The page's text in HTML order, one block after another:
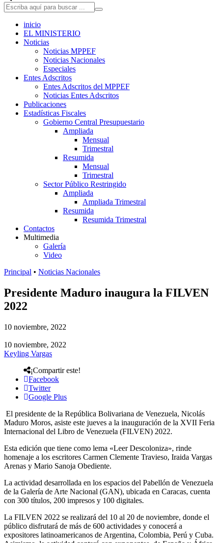
inicio
EL MINISTERIO
Noticias
Noticias MPPEF
Noticias Nacionales
Especiales
Entes Adscritos
Entes Adscritos del MPPEF
Noticias Entes Adscritos
Publicaciones
Estadísticas Fiscales
Gobierno Central Presupuestario
Ampliada
Mensual
Trimestral
Resumida
Mensual
Trimestral
Sector Público Restringido
Ampliada
Ampliada Trimestral
Resumida
Resumida Trimestral
Contactos
Multimedia
Galería
Video
Principal • Noticias Nacionales
Presidente Maduro inaugura la FILVEN
2022
10 noviembre, 2022
10 noviembre, 2022
Keyling Vargas
¡Compartir este!
Facebook
Twitter
Google Plus
El presidente de la República Bolivariana de Venezuela, Nicolás
Maduro Moros, asiste este jueves a la inauguración de la XVII Feria
Internacional del Libro de Venezuela (FILVEN) 2022.
Esta edición que tiene como lema «Leer Descoloniza», rinde
homenaje a los escritores Carmen Clemente Travieso, Iraida Vargas
Arenas y Mario Sanoja Obediente.
La actividad desarrollada en los espacios del Pabellón de Venezuela
de la Galería de Arte Nacional (GAN), ubicada en Caracas, cuenta
con 300 títulos, 200 impresos y 100 digitales.
La FILVEN 2022 se realizará del 10 al 20 de noviembre, donde el
público disfrutará de más de 600 actividades y conocerá a
expositores latinoamericanos de Argentina, Colombia, Perú y Cuba.